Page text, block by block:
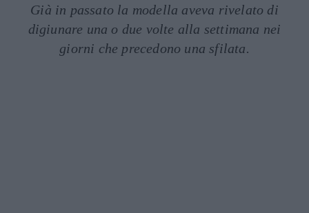
Già in passato la modella aveva rivelato di
digiunare una o due volte alla settimana nei
giorni che precedono una sfilata.